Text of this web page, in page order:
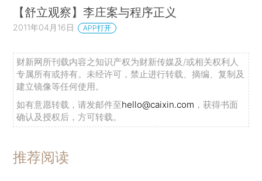
【舒立观察】李庄案与程序正义
2011年04月16日 APP打开
财新网所刊载内容之知识产权为财新传媒及/或相关权利人
专属所有或持有。未经许可，禁止进行转载、摘编、复制及
建立镜像等任何使用。
如有意愿转载，请发邮件至hello@caixin.com ，获得书面
确认及授权后，方可转载。
推荐阅读